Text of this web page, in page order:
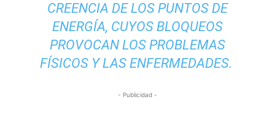
CREENCIA DE LOS PUNTOS DE
ENERGÍA, CUYOS BLOQUEOS
PROVOCAN LOS PROBLEMAS
FÍSICOS Y LAS ENFERMEDADES.
- Publicidad -